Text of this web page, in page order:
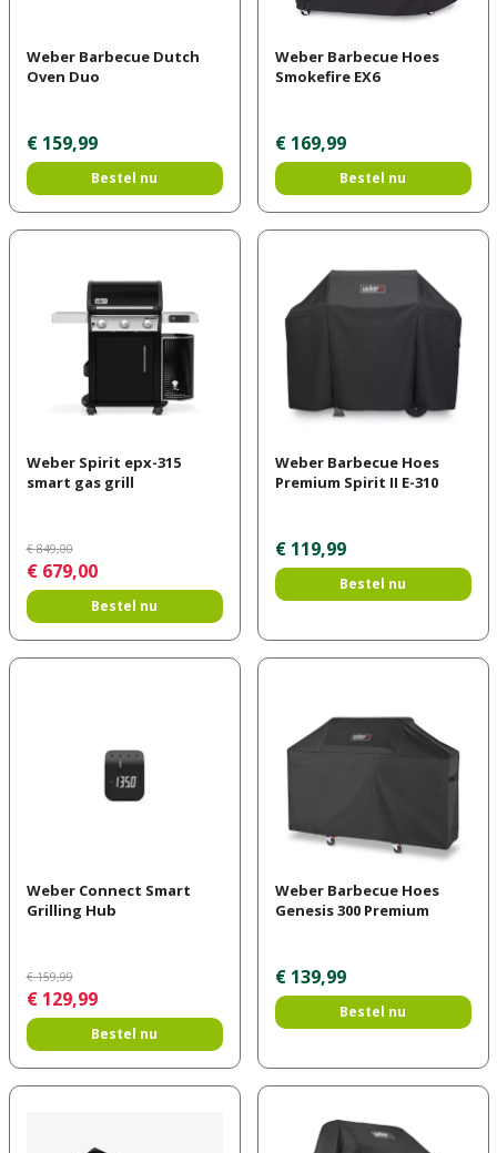
Weber Barbecue Dutch
Oven Duo
€ 159,99
Bestel nu
Weber Barbecue Hoes
Smokefire EX6
€ 169,99
Bestel nu
Weber Spirit epx-315
smart gas grill
€ 849,00
€ 679,00
Bestel nu
Weber Barbecue Hoes
Premium Spirit II E-310
€ 119,99
Bestel nu
Weber Connect Smart
Grilling Hub
€ 159,99
€ 129,99
Bestel nu
Weber Barbecue Hoes
Genesis 300 Premium
€ 139,99
Bestel nu